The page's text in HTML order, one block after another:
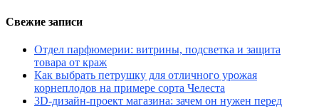
Свежие записи
Отдел парфюмерии: витрины, подсветка и защита
товара от краж
Как выбрать петрушку для отличного урожая
корнеплодов на примере сорта Челеста
3D-дизайн-проект магазина: зачем он нужен перед